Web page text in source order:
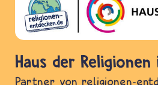
Haus der
Partner von religionen-